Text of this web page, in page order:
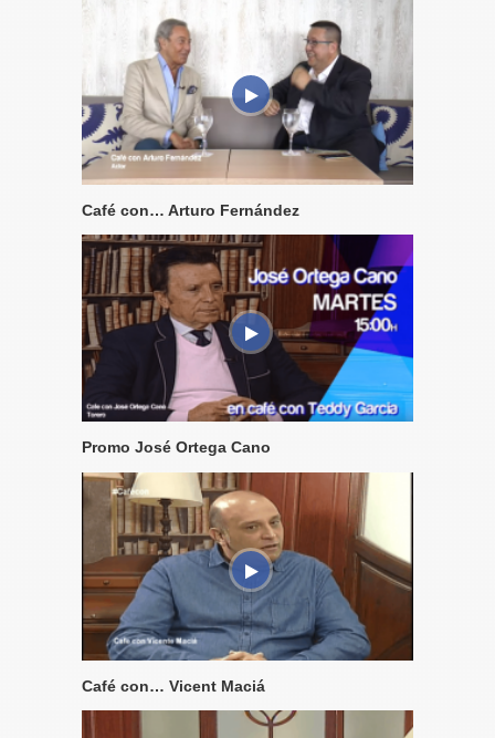
Café con… Arturo Fernández
Promo José Ortega Cano
Café con… Vicent Maciá